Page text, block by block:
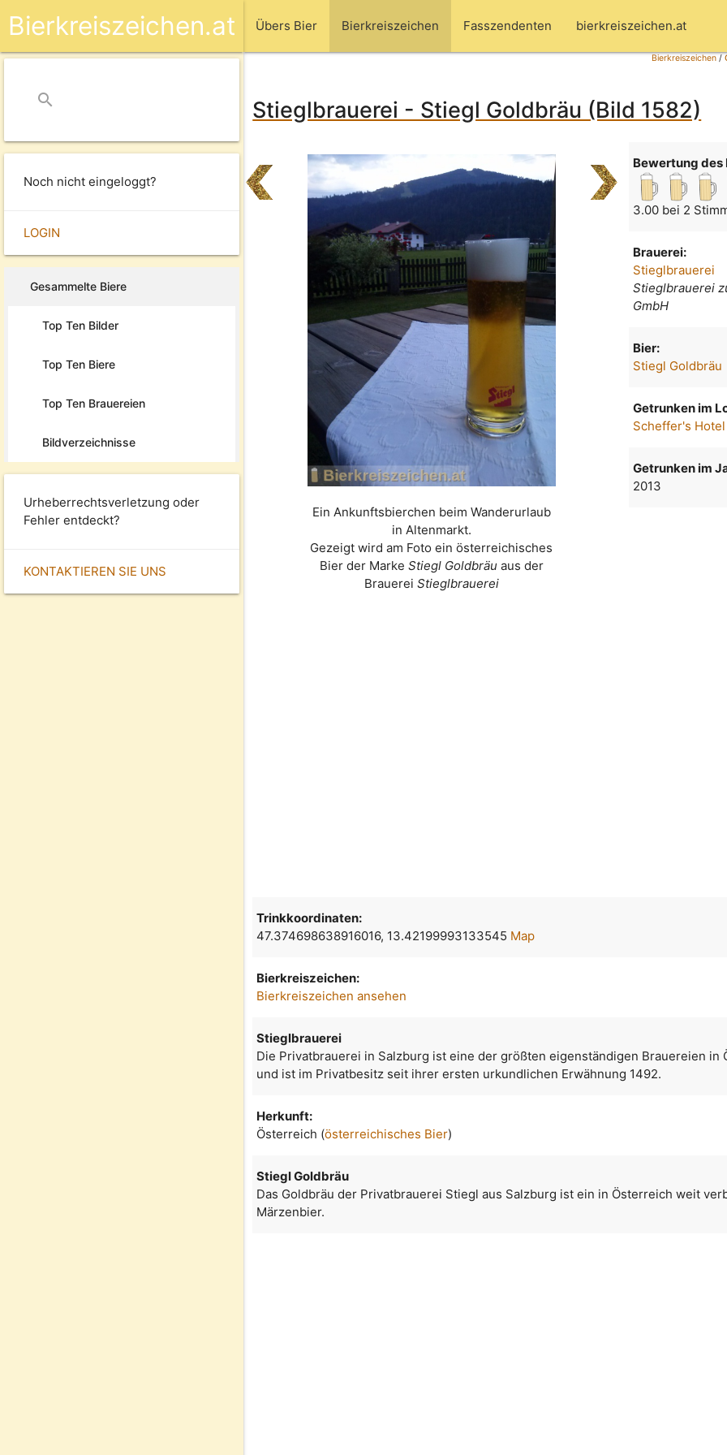
Übers Bier Bierkreiszeichen Fasszendenten bierkreiszeichen.at
Bierkreiszeichen.at
search
Noch nicht eingeloggt?
LOGIN
Gesammelte Biere
Top Ten Bilder
Top Ten Biere
Top Ten Brauereien
Bildverzeichnisse
Urheberrechtsverletzung oder
Fehler entdeckt?
KONTAKTIEREN SIE UNS
Bierkreiszeichen/
Stieglbrauerei - Stiegl Goldbräu (Bild 1582)
Ein Ankunftsbierchen beim Wanderurlaub
in Altenmarkt.
Gezeigt wird am Foto ein österreichisches
Bier der Marke Stiegl Goldbräuaus der
Brauerei Stieglbrauerei
Bewertung des
3.00 bei 2
Brauerei:
Stieglbrauerei
Stieglbrauerei
GmbH
Bier:
Stiegl Goldbräu
Getrunken im
Scheffer's Hotel
Getrunken im
2013
Trinkkoordinaten:
47.374698638916016, 13.42199993133545 Map
Bierkreiszeichen:
Bierkreiszeichen ansehen
Stieglbrauerei
Die Privatbrauerei in Salzburg ist eine der größten eigenständigen Brauereien in
und ist im Privatbesitz seit ihrer ersten urkundlichen Erwähnung 1492.
Herkunft:
Österreich (österreichisches Bier)
Stiegl Goldbräu
Das Goldbräu der Privatbrauerei Stiegl aus Salzburg ist ein in Österreich weit
Märzenbier.